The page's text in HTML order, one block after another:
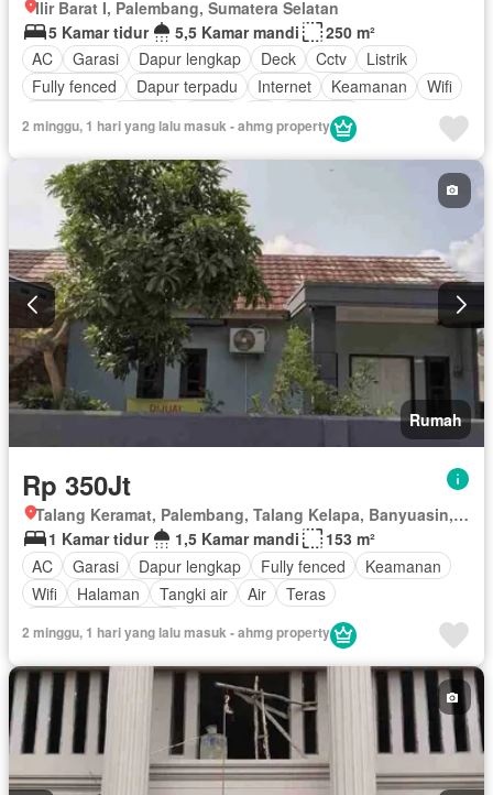
Ilir Barat I, Palembang, Sumatera Selatan
5 Kamar tidur
5,5 Kamar mandi
250 m²
AC
Garasi Dapur lengkap Deck Cctv
Listrik
Fully fenced
Dapur terpadu Internet Keamanan
Wifi
Halaman
Sebagian perabotan
2 minggu, 1 hari yang lalu masuk - ahmg property
Rumah
Rp 350Jt
Talang Keramat, Palembang, Talang Kelapa, Banyuasin, Sumatera Selatan
1 Kamar tidur
1,5 Kamar mandi
153 m²
AC
Garasi Dapur lengkap Fully fenced
Keamanan
Wifi
Halaman Tangki air Air
Teras
2 minggu, 1 hari yang lalu masuk - ahmg property